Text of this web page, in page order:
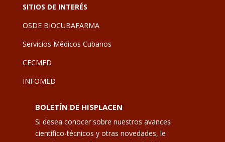
SITIOS DE INTERÉS
OSDE BIOCUBAFARMA
Servicios Médicos Cubanos
CECMED
INFOMED
BOLETÍN DE HISPLACEN
Si desea conocer sobre nuestros avances
científico-técnicos y otras novedades, le